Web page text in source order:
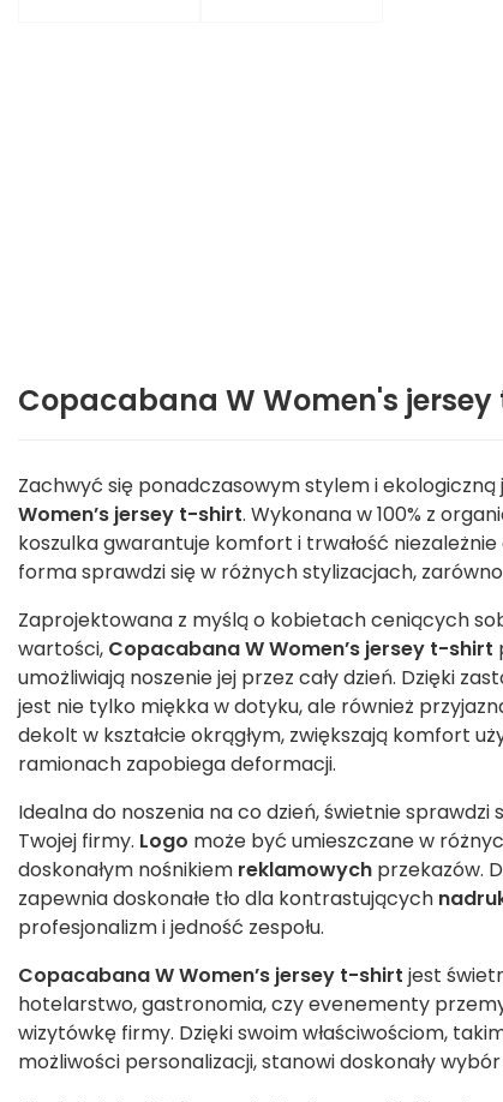
Copacabana W Women's
Zachwyć się ponadczasowym stylem i ekologiczną
Women’s jersey t-shirt. Wykonana w 100% z
koszulka gwarantuje komfort i trwałość
forma sprawdzi się w różnych stylizacjach,
Zaprojektowana z myślą o kobietach ceniących
wartości, Copacabana W Women’s jersey t-shirt
umożliwiają noszenie jej przez cały dzień. Dzięki
jest nie tylko miękka w dotyku, ale również
dekolt w kształcie okrągłym, zwiększają komfort
ramionach zapobiega deformacji.
Idealna do noszenia na co dzień, świetnie sprawdzi
Twojej firmy. Logo może być umieszczane w
doskonałym nośnikiem reklamowych przekazów.
zapewnia doskonałe tło dla kontrastujących
profesjonalizm i jedność zespołu.
Copacabana W Women’s jersey t-shirt jest
hotelarstwo, gastronomia, czy evenementy
wizytówkę firmy. Dzięki swoim właściwościom,
możliwości personalizacji, stanowi doskonały